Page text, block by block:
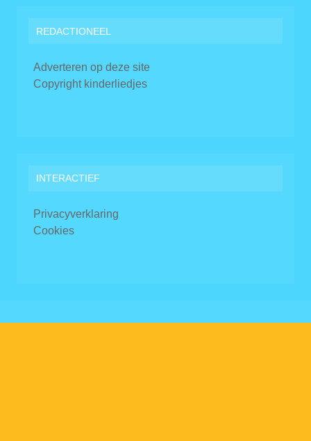
REDACTIONEEL
Adverteren op deze site
Copyright kinderliedjes
INTERACTIEF
Privacyverklaring
Cookies